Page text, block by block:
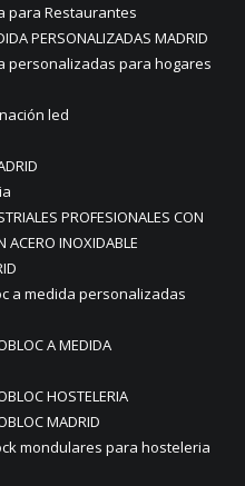
para Restaurantes
PERSONALIZADAS MADRID
personalizadas para hogares
led
PROFESIONALES CON
ACERO INOXIDABLE
a medida personalizadas
A MEDIDA
HOSTELERIA
MADRID
mondulares para hosteleria